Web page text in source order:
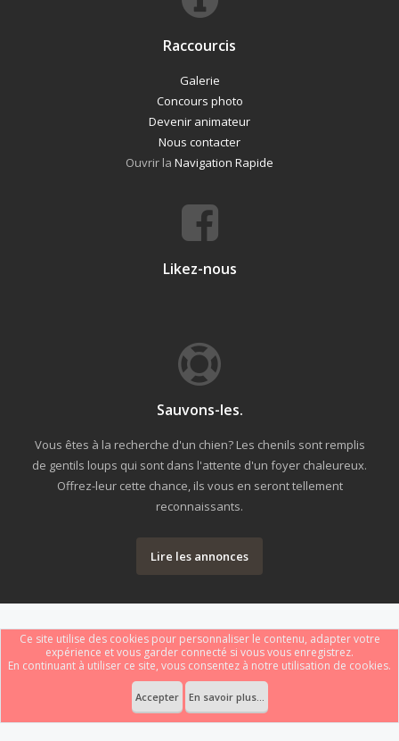
Raccourcis
Galerie
Concours photo
Devenir animateur
Nous contacter
Ouvrir la Navigation Rapide
Likez-nous
Sauvons-les.
Vous êtes à la recherche d'un chien? Les chenils sont remplis
de gentils loups qui sont dans l'attente d'un foyer chaleureux.
Offrez-leur cette chance, ils vous en seront tellement
reconnaissants.
Lire les annonces
Forum software by XenForo® Le forum est hébergé par
Some XenForo functionality crafted by
Ce site utilise des cookies pour personnaliser le contenu, adapter votre
expérience et vous garder connecté si vous vous enregistrez.
En continuant à utiliser ce site, vous consentez à notre utilisation de cookies.
Accepter En savoir plus...